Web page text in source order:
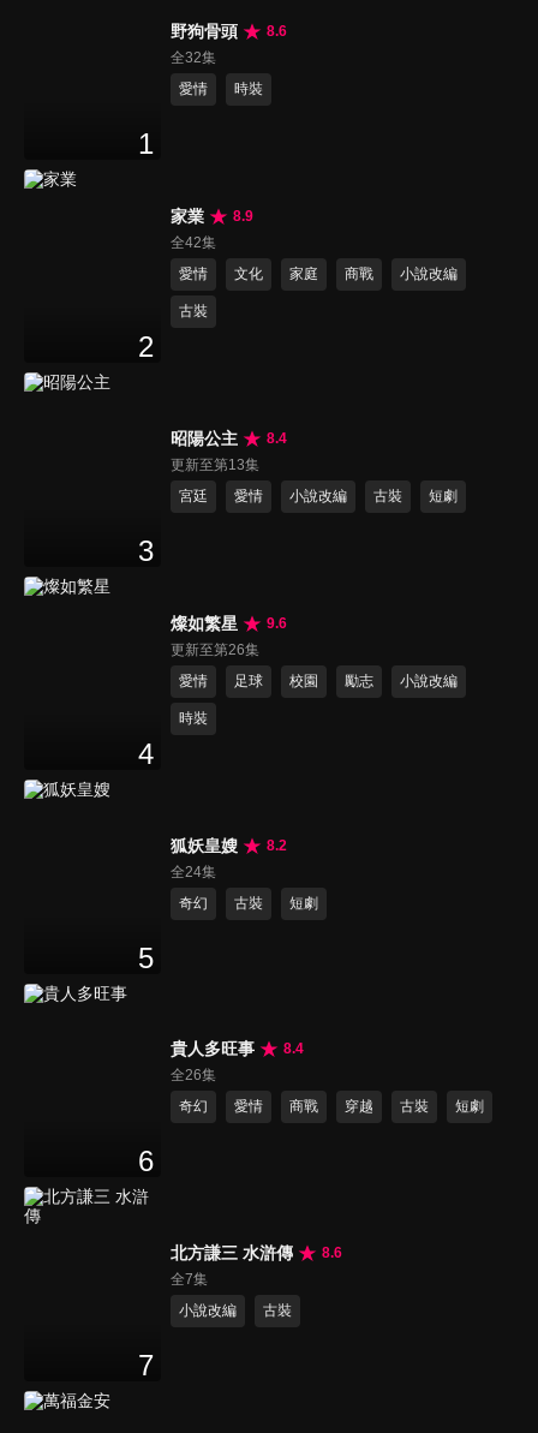
1
野狗骨頭
8.6
全32集
愛情
時裝
2
家業
8.9
全42集
愛情
文化 家庭 商戰 小說改編
古裝
3
昭陽公主
8.4
更新至第13集
宮廷
愛情 小說改編 古裝 短劇
4
燦如繁星
9.6
更新至第26集
愛情
足球 校園 勵志 小說改編
時裝
5
狐妖皇嫂
8.2
全24集
奇幻
古裝 短劇
6
貴人多旺事
8.4
全26集
奇幻
愛情 商戰 穿越 古裝 短劇
7
北方謙三 水滸傳
8.6
全7集
小說改編
古裝